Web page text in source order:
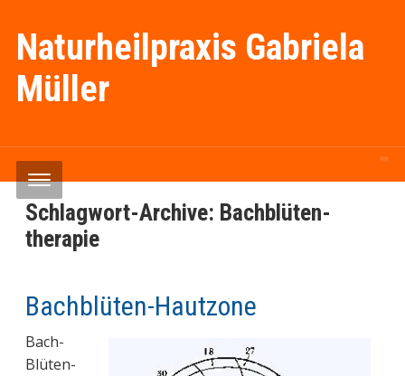
Naturheilpraxis Gabriela
Müller
Schlagwort-Archive: Bachblüten-
therapie
Bachblüten-Hautzone
Bach-
Blüten-